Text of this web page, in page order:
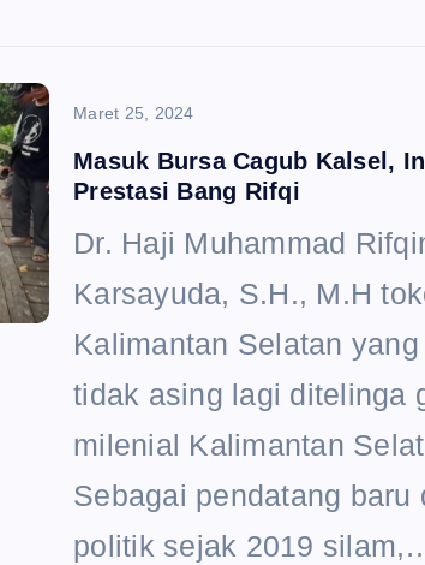
Maret 25, 2024
Masuk Bursa Cagub Kalsel,
Prestasi Bang Rifqi
Dr. Haji Muhammad
Karsayuda, S.H., M.H
Kalimantan Selatan
tidak asing lagi ditelinga
milenial Kalimantan
Sebagai pendatang baru
politik sejak 2019